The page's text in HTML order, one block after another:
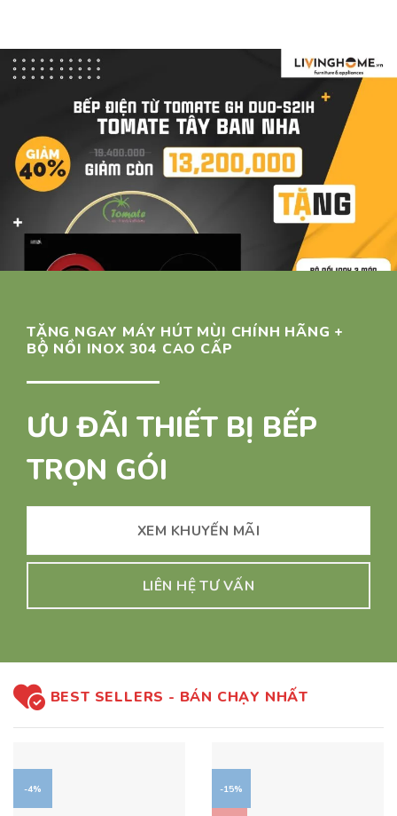
TẶNG NGAY MÁY HÚT MÙI CHÍNH HÃNG +
BỘ NỒI INOX 304 CAO CẤP
ƯU ĐÃI THIẾT BỊ BẾP
TRỌN GÓI
XEM KHUYẾN MÃI
LIÊN HỆ TƯ VẤN
BEST SELLERS - BÁN CHẠY NHẤT
-4% -15%